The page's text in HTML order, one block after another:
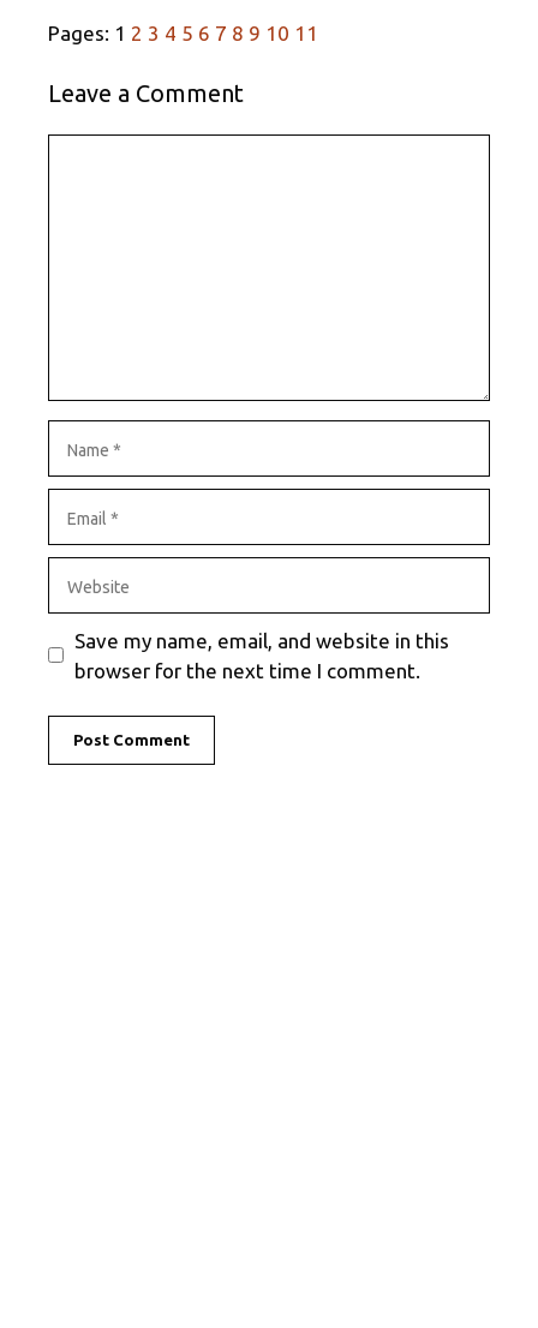
Pages: 1 2 3 4 5 6 7 8 9 10 11
Leave a Comment
Save my name, email, and website in this
browser for the next time I comment.